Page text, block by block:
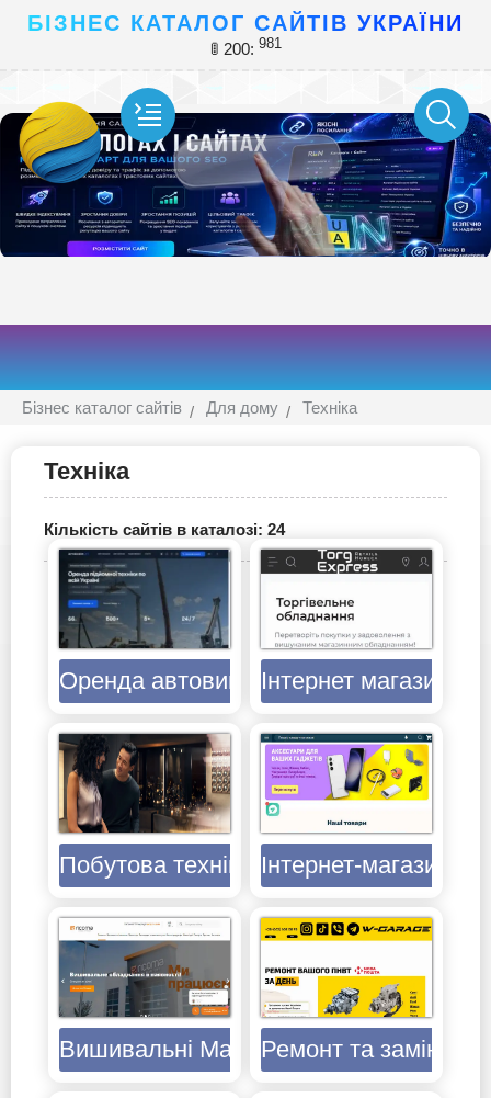
БІЗНЕС КАТАЛОГ САЙТІВ УКРАЇНИ
🚦 200: 981
Бізнес каталог сайтів Для дому Техніка
Техніка
Кількість сайтів в каталозі: 24
Оренда автовишок для будівництва
Інтернет магазин
Побутова техніка Siemens в Україні —
Інтернет-магазин
Вишивальні Машини і нитки до них
Ремонт та заміна